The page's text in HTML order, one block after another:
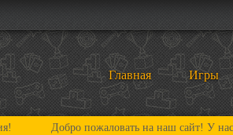
Главная Игры
Добро пожаловать на наш сайт! У нас много